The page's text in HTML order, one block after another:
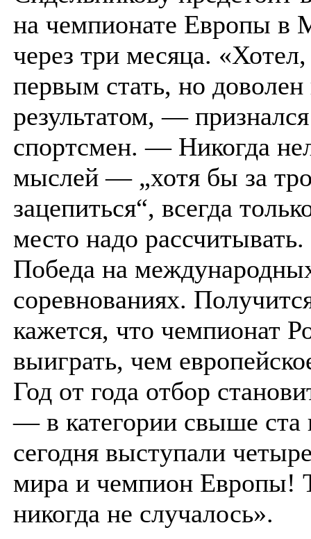
на чемпионате Европы в
через три месяца.
первым стать, но
результатом, —
спортсмен. — Никогда
мыслей — „хотя бы за
зацепиться“, всегда
место надо
Победа на
соревнованиях.
кажется, что чемпионат
выиграть, чем
Год от года отбор
— в категории свыше ста
сегодня выступали
мира и чемпион Европы!
никогда не случалось».